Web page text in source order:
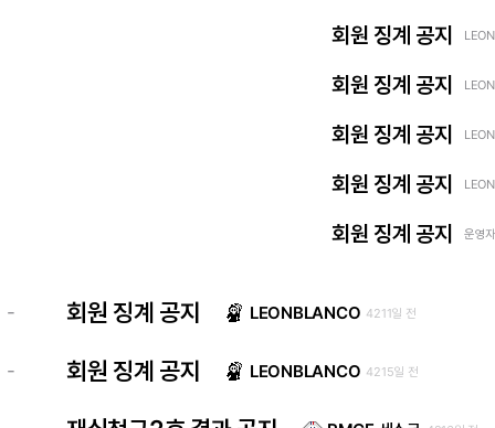
회원 징계 공지
회원 징계 공지
회원 징계 공지
회원 징계 공지
회원 징계 공지 운영
- 회원 징계 공지 LEONBLANCO 4211일 전
- 회원 징계 공지 LEONBLANCO 4215일 전